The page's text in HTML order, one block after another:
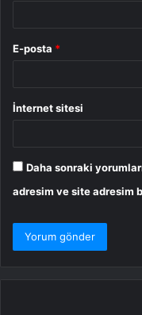
E-posta *
İnternet sitesi
Daha sonraki
adresim ve site adresim